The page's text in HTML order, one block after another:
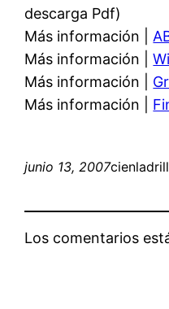
descarga Pdf)
Más información |
Más información |
Más información |
Más información |
junio 13, 2007
Los comentarios